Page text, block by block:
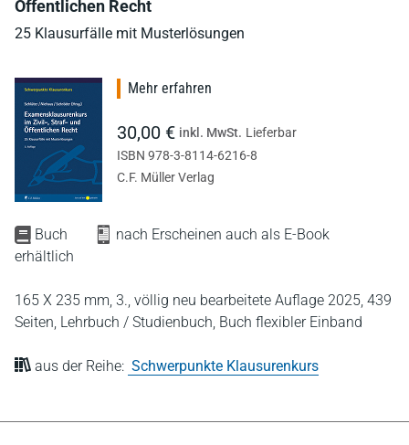
Öffentlichen Recht
25 Klausurfälle mit Musterlösungen
Buch
nach Erscheinen auch als E-Book
erhältlich
165 X 235 mm, 3., völlig neu bearbeitete Auflage 2025, 439
Seiten, Lehrbuch / Studienbuch, Buch flexibler Einband
aus der Reihe: Schwerpunkte Klausurenkurs
Mehr erfahren
30,00 € inkl. MwSt. Lieferbar
ISBN 978-3-8114-6216-8
C.F. Müller Verlag